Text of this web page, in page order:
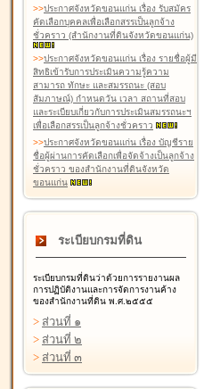
>>ประกาศจังหวัดขอนแก่น เรื่อง รับสมัคร
คัดเลือกบุคคลเพื่อเลือกสรรเป็นลูกจ้าง
ชั่วคราว (สำนักงานที่ดินจังหวัดขอนแก่น)
>>ประกาศจังหวัดขอนแก่น เรื่อง รายชื่อผู้มี
สิทธิเข้ารับการประเมินความรู้ความ
สามารถ ทักษะ และสมรรถนะ (สอบ
สัมภาษณ์) กำหนดวัน เวลา สถานที่สอบ
และระเบียบเกี่ยวกับการประเมินสมรรถนะฯ
เพื่อเลือกสรรเป็นลูกจ้างชั่วคราว
>>ประกาศจังหวัดขอนแก่น เรื่อง บัญชีราย
ชื่อผู้ผ่านการคัดเลือกเพื่อจัดจ้างเป็นลูกจ้าง
ชั่วคราว ของสำนักงานที่ดินจังหวัด
ขอนแก่น
ระเบียบกรมที่ดิน
ระเบียบกรมที่ดินว่าด้วยการรายงานผล
การปฏิบัติงานและการจัดการงานค้าง
ของสำนักงานที่ดิน พ.ศ.๒๕๕๕
> ส่วนที่ ๑
> ส่วนที่ ๒
> ส่วนที่ ๓